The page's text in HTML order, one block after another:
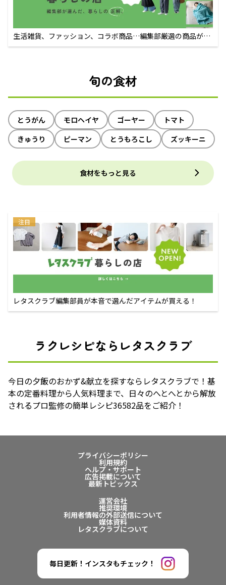
生活雑貨、ファッション、コラボ商品…編集部厳選の商品が買
えるECサイト
旬の食材
とうがん モロヘイヤ ゴーヤー
トマト
きゅうり
ピーマン とうもろこし ズッキーニ
食材をもっと見る
注目
レタスクラブ編集部員が本音で選んだアイテムが買える！
ラクレシピならレタスクラブ
今日の夕飯のおかず&献立を探すならレタスクラブで！基
本の定番料理から人気料理まで、日々のへとへとから解放
されるプロ監修の簡単レシピ36582品をご紹介！
プライバシーポリシー
利用規約
ヘルプ・サポート
広告掲載について
最新トピックス
運営会社
推奨環境
利用者情報の外部送信について
媒体資料
レタスクラブについて
毎日更新！インスタもチェック！